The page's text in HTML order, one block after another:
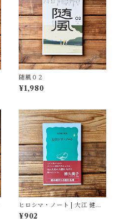
随風０２
¥1,980
ヒロシマ・ノート | 大江 健三
郎
¥902